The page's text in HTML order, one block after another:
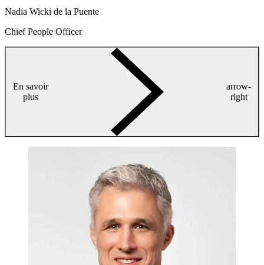
Nadia Wicki de la Puente
Chief People Officer
En savoir
plus
arrow-
right